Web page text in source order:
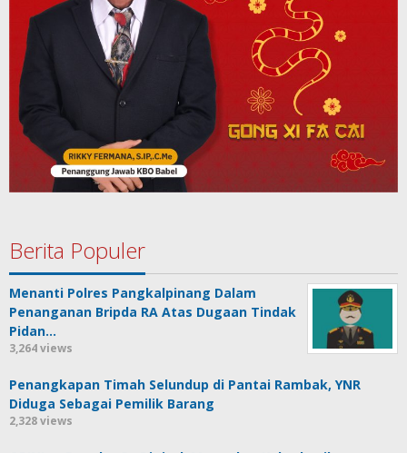
Berita Populer
Menanti Polres Pangkalpinang Dalam
Penanganan Bripda RA Atas Dugaan Tindak
Pidan…
3,264 views
Penangkapan Timah Selundup di Pantai Rambak, YNR
Diduga Sebagai Pemilik Barang
2,328 views